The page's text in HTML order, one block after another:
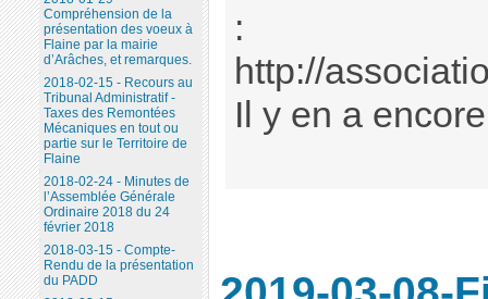
:
http://
Il y en a
Compréhension de la
présentation des voeux à
Flaine par la mairie
d’Arâches, et remarques.
2018-02-15 - Recours au
Tribunal Administratif -
Taxes des Remontées
Mécaniques en tout ou
partie sur le Territoire de
Flaine
2018-02-24 - Minutes de
l’Assemblée Générale
Ordinaire 2018 du 24
février 2018
2018-03-15 - Compte-
Rendu de la présentation
du PADD